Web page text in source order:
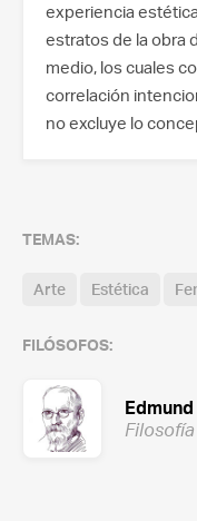
experiencia
estratos de la obra
medio, los cuales
correlación
no excluye lo
TEMAS:
Arte Estética
FILÓSOFOS: